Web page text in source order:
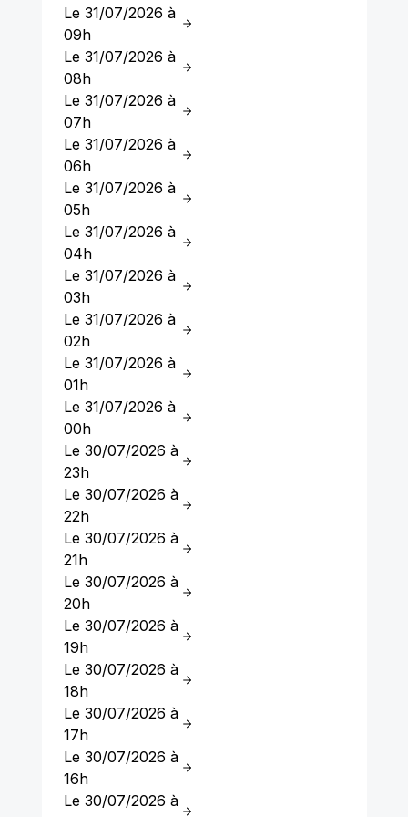
Le 31/07/2026 à
09h
Le 31/07/2026 à
08h
Le 31/07/2026 à
07h
Le 31/07/2026 à
06h
Le 31/07/2026 à
05h
Le 31/07/2026 à
04h
Le 31/07/2026 à
03h
Le 31/07/2026 à
02h
Le 31/07/2026 à
01h
Le 31/07/2026 à
00h
Le 30/07/2026 à
23h
Le 30/07/2026 à
22h
Le 30/07/2026 à
21h
Le 30/07/2026 à
20h
Le 30/07/2026 à
19h
Le 30/07/2026 à
18h
Le 30/07/2026 à
17h
Le 30/07/2026 à
16h
Le 30/07/2026 à